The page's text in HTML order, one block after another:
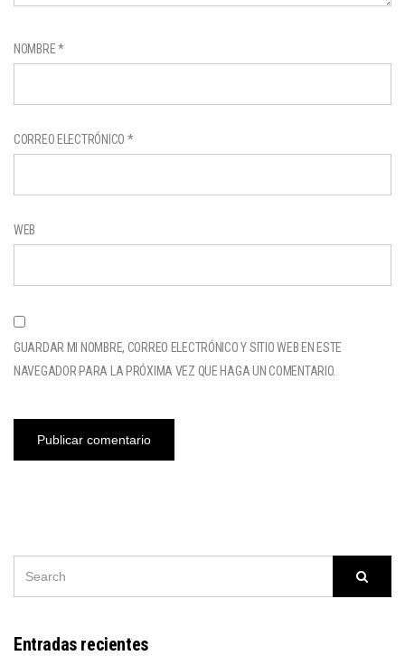
NOMBRE*
CORREO ELECTRÓNICO *
WEB
GUARDAR MI NOMBRE, CORREO ELECTRÓNICO Y SITIO WEB EN ESTE
NAVEGADOR PARA LA PRÓXIMA VEZ QUE HAGA UN COMENTARIO.
Entradas recientes